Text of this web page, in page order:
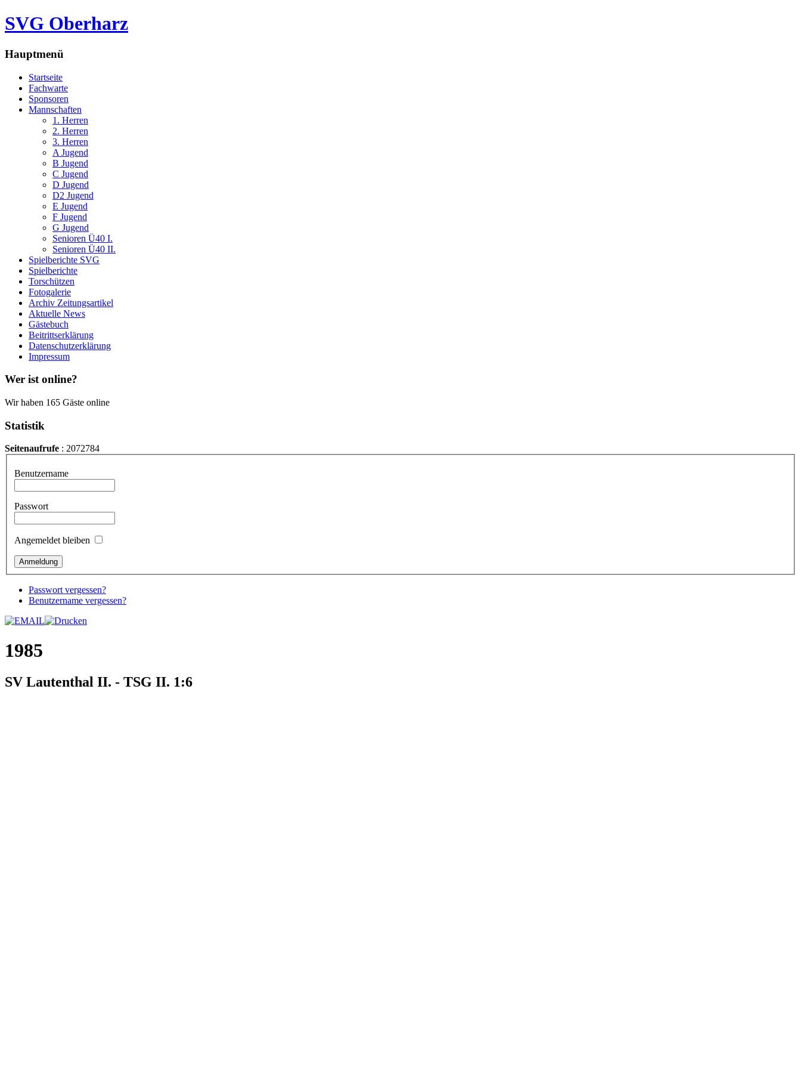
SVG Oberharz
Hauptmenü
Startseite
Fachwarte
Sponsoren
Mannschaften
1. Herren
2. Herren
3. Herren
A Jugend
B Jugend
C Jugend
D Jugend
D2 Jugend
E Jugend
F Jugend
G Jugend
Senioren Ü40 I.
Senioren Ü40 II.
Spielberichte SVG
Spielberichte
Torschützen
Fotogalerie
Archiv Zeitungsartikel
Aktuelle News
Gästebuch
Beitrittserklärung
Datenschutzerklärung
Impressum
Wer ist online?
Wir haben 165 Gäste online
Statistik
Seitenaufrufe : 2072784
Benutzername
Passwort
Angemeldet bleiben
Passwort vergessen?
Benutzername vergessen?
1985
SV Lautenthal II. - TSG II. 1:6